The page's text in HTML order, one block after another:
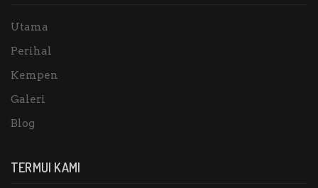
Utama
Perihal
Kempen
Galeri
Blog
TERMUI KAMI